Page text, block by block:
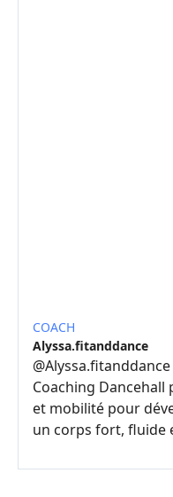
COACH
Alyssa.fitanddance
@Alyssa.fitanddance
Coaching Dancehall
et mobilité pour
un corps fort, fluide